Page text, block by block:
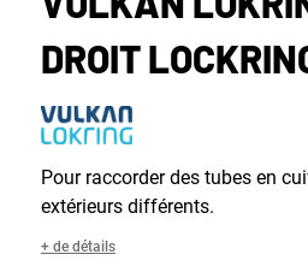
DROIT
Pour raccorder des tubes en
extérieurs différents.
+ de détails